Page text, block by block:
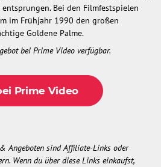
Bei den Filmfestspielen
im Frühjahr 1990 den großen
Goldene Palme.
bei Prime Video verfügbar.
Prime Video
Angeboten sind Affiliate-Links oder
Wenn du über diese Links einkaufst,